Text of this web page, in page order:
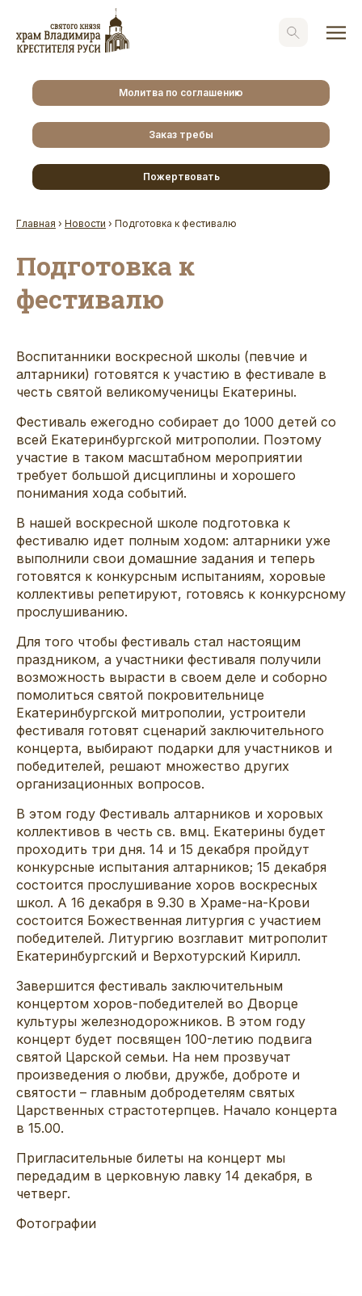
Молитва по соглашению
Заказ требы
Пожертвовать
Главная › Новости › Подготовка к фестивалю
Подготовка к
фестивалю
Воспитанники воскресной школы (певчие и
алтарники) готовятся к участию в фестивале в
честь святой великомученицы Екатерины.
Фестиваль ежегодно собирает до 1000 детей со
всей Екатеринбургской митрополии. Поэтому
участие в таком масштабном мероприятии
требует большой дисциплины и хорошего
понимания хода событий.
В нашей воскресной школе подготовка к
фестивалю идет полным ходом: алтарники уже
выполнили свои домашние задания и теперь
готовятся к конкурсным испытаниям, хоровые
коллективы репетируют, готовясь к конкурсному
прослушиванию.
Для того чтобы фестиваль стал настоящим
праздником, а участники фестиваля получили
возможность вырасти в своем деле и соборно
помолиться святой покровительнице
Екатеринбургской митрополии, устроители
фестиваля готовят сценарий заключительного
концерта, выбирают подарки для участников и
победителей, решают множество других
организационных вопросов.
В этом году Фестиваль алтарников и хоровых
коллективов в честь св. вмц. Екатерины будет
проходить три дня. 14 и 15 декабря пройдут
конкурсные испытания алтарников; 15 декабря
состоится прослушивание хоров воскресных
школ. А 16 декабря в 9.30 в Храме-на-Крови
состоится Божественная литургия с участием
победителей. Литургию возглавит митрополит
Екатеринбургский и Верхотурский Кирилл.
Завершится фестиваль заключительным
концертом хоров-победителей во Дворце
культуры железнодорожников. В этом году
концерт будет посвящен 100-летию подвига
святой Царской семьи. На нем прозвучат
произведения о любви, дружбе, доброте и
святости – главным добродетелям святых
Царственных страстотерпцев. Начало концерта
в 15.00.
Пригласительные билеты на концерт мы
передадим в церковную лавку 14 декабря, в
четверг.
Фотографии